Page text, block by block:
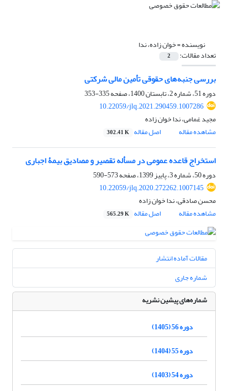
نویسنده =خوان زاده، ندا
تعداد مقالات: 2
بررسی جنبه‌های حقوقی تأمین مالی شرکتی
دوره 51، شماره 2، تابستان 1400، صفحه
335-353
10.22059/jlq.2021.290459.1007286
مجید غمامی، ندا خوان زاده
مشاهده مقاله
اصل مقاله 302.41 K
استخراج قاعده عمومی در مسأله تقصیر و مصادیق بیمۀ اجباری
دوره 50، شماره 3، پاییز 1399، صفحه
573-590
10.22059/jlq.2020.272262.1007145
محسن صادقی، ندا خوان زاده
مشاهده مقاله
اصل مقاله 565.29 K
مقالات آماده انتشار
شماره جاری
شماره‌های پیشین نشریه
دوره 56 (1405)
دوره 55 (1404)
دوره 54 (1403)